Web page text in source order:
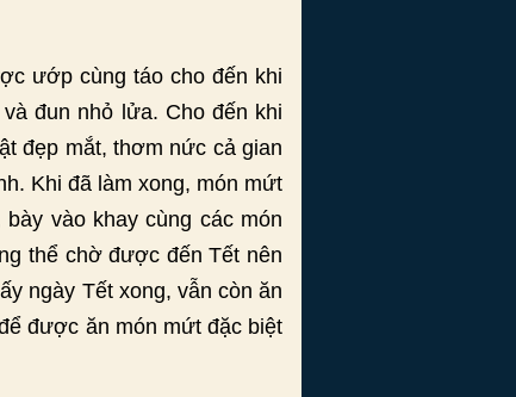
ướp cùng táo cho đến khi
đun nhỏ lửa. Cho đến khi
đẹp mắt, thơm nức cả gian
Khi đã làm xong, món mứt
vào khay cùng các món
thể chờ được đến Tết nên
ngày Tết xong, vẫn còn ăn
được ăn món mứt đặc biệt